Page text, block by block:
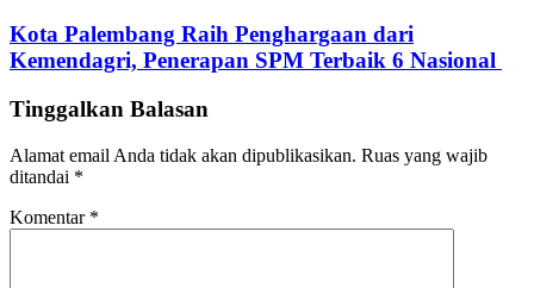
Kota Palembang Raih Penghargaan dari
Kemendagri, Penerapan SPM Terbaik 6 Nasional
Tinggalkan Balasan
Alamat email Anda tidak akan dipublikasikan. Ruas yang wajib
ditandai *
Komentar *